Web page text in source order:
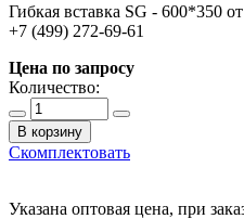
Гибкая вставка SG - 600*350
+7 (499) 272-69-61
Цена по запросу
Количество:
В корзину
Скомплектовать
Указана оптовая цена, при